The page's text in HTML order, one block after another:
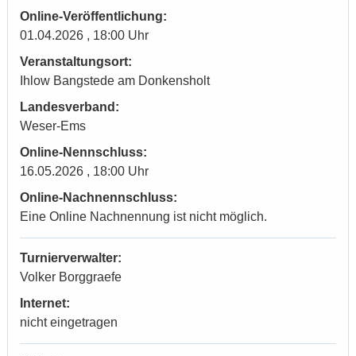
Online-Veröffentlichung:
01.04.2026 , 18:00 Uhr
Veranstaltungsort:
Ihlow Bangstede am Donkensholt
Landesverband:
Weser-Ems
Online-Nennschluss:
16.05.2026 , 18:00 Uhr
Online-Nachnennschluss:
Eine Online Nachnennung ist nicht möglich.
Turnierverwalter:
Volker Borggraefe
Internet:
nicht eingetragen